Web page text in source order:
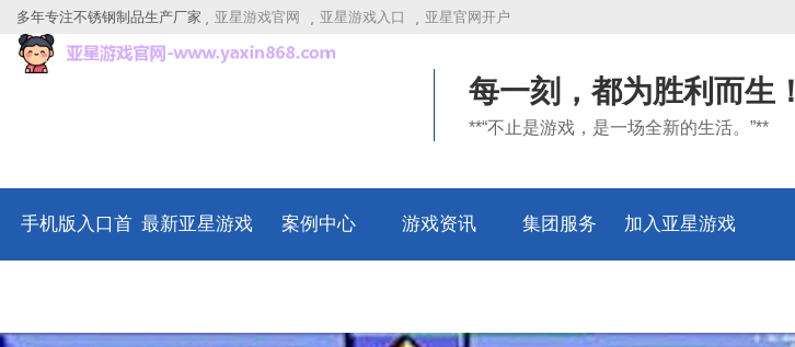
多年专注不锈钢制品生产厂家 亚星游戏官网 亚星游戏入口 亚星官网开户
每一刻，都为胜利而生！
**“不止是游戏，是一场全新的生活。”**
手机版入口首 最新亚星游戏 案例中心 游戏资讯 集团服务 加入亚星游戏